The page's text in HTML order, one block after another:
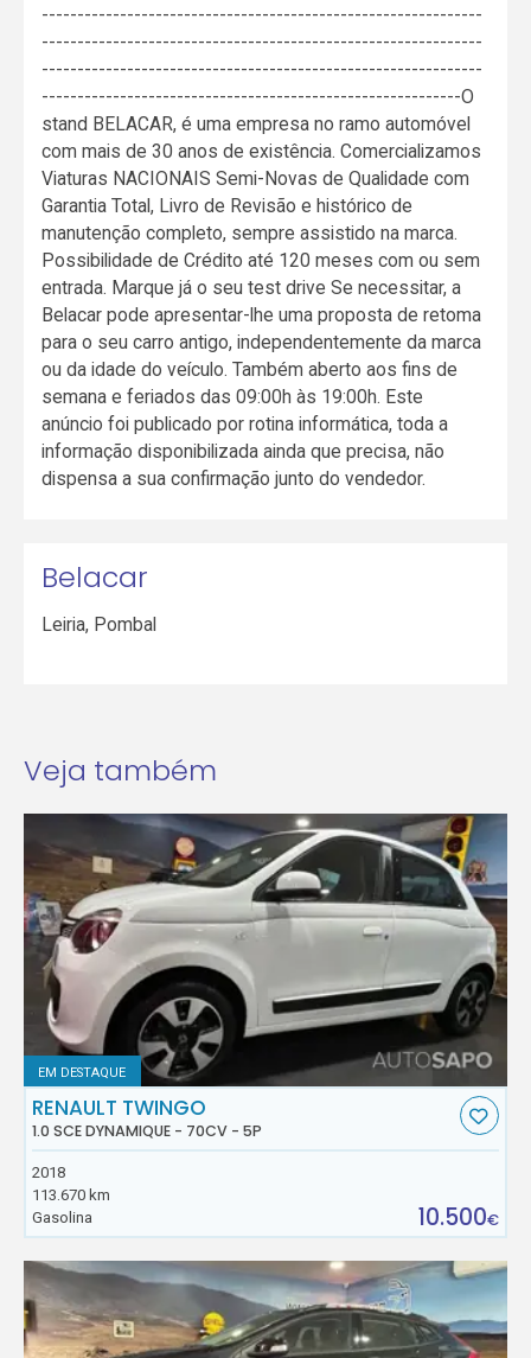
--------------------------------------------------------------
--------------------------------------------------------------
--------------------------------------------------------------
-----------------------------------------------------------O
stand BELACAR, é uma empresa no ramo automóvel
com mais de 30 anos de existência. Comercializamos
Viaturas NACIONAIS Semi-Novas de Qualidade com
Garantia Total, Livro de Revisão e histórico de
manutenção completo, sempre assistido na marca.
Possibilidade de Crédito até 120 meses com ou sem
entrada. Marque já o seu test drive Se necessitar, a
Belacar pode apresentar-lhe uma proposta de retoma
para o seu carro antigo, independentemente da marca
ou da idade do veículo. Também aberto aos fins de
semana e feriados das 09:00h às 19:00h. Este
anúncio foi publicado por rotina informática, toda a
informação disponibilizada ainda que precisa, não
dispensa a sua confirmação junto do vendedor.
Belacar
Leiria, Pombal
Veja também
EM DESTAQUE
RENAULT TWINGO
1.0 SCE DYNAMIQUE - 70CV - 5P
2018
113.670 km
Gasolina
10.500€